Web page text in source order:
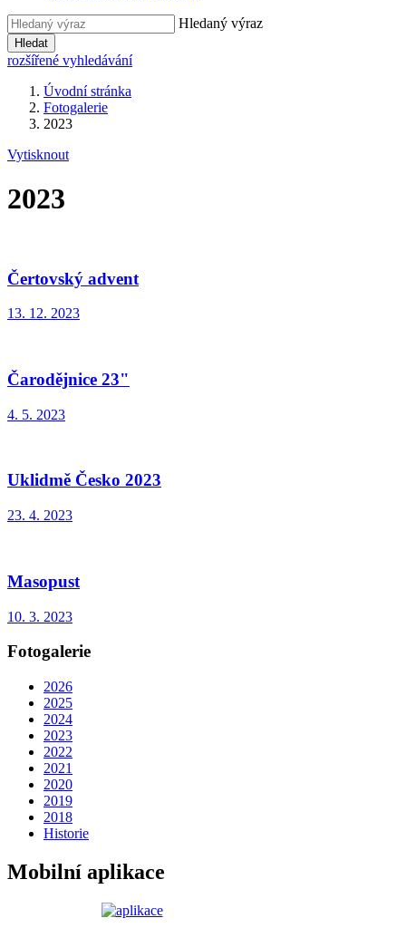
Hledaný výraz
Hledat
rozšířené vyhledávání
Úvodní stránka
Fotogalerie
2023
Vytisknout
2023
Čertovský advent
13. 12. 2023
Čarodějnice 23"
4. 5. 2023
Uklidmě Česko 2023
23. 4. 2023
Masopust
10. 3. 2023
Fotogalerie
2026
2025
2024
2023
2022
2021
2020
2019
2018
Historie
Mobilní aplikace